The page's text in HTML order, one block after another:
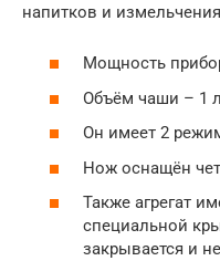
напитков и
Мощность
Объём чаши – 1
Он имеет 2
Нож оснащён
Также агрегат
специальной
закрывается и